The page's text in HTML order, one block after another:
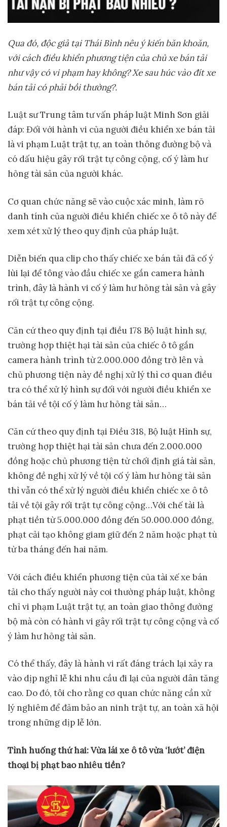
Qua đó, độc giả tại Thái Bình nêuý kiến băn khoăn,
với cách điều khiển phương tiện của chủ xe bán tải
như vậy có vi phạm hay không? Xe sau húc vào đít xe
bán tải có phải bồi thường?.
Luật sư Trung tâm tư vấn pháp luật Minh Sơn giải
đáp: Đối với hành vi của người điều khiển xe bán tải
là vi phạm Luật trật tự, an toàn thông đường bộ và
có dấu hiệu gây rối trật tự công cộng, cố ý làm hư
hỏng tài sản của người khác.
Cơ quan chức năng sẽ vào cuộc xác minh, làm rõ
danh tính của người điều khiển chiếc xe ô tô này để
xem xét xử lý theo quy định của pháp luật.
Diễn biến qua clip cho thấy chiếc xe bán tải đã cố ý
lùi lại để tông vào đầu chiếc xe gắn camera hành
trình, đây là hành vi cố ý làm hư hỏng tài sản và gây
rối trật tự công cộng.
Căn cứ theo quy định tại điều 178 Bộ luật hình sự,
trường hợp thiệt hại tài sản của chiếc ô tô gắn
camera hành trình từ 2.000.000 đồng trở lên và
chủ phương tiện này đề nghị xử lý thì cơ quan điều
tra có thể xử lý hình sự đối với người điều khiển xe
bán tải về tội cố ý làm hư hỏng tài sản…
Căn cứ theo quy định tại Điều 318, Bộ luật Hình sự,
trường hợp thiệt hại tài sản chưa đến 2.000.000
đồng hoặc chủ phương tiện từ chối định giá tài sản,
không đề nghị xử lý về tội cố ý làm hư hỏng tài sản
thì vẫn có thể xử lý người điều khiển chiếc xe ô tô
tải về tội gây rối trật tự công cộng…Với chế tài là
phạt tiền từ 5.000.000 đồng đến 50.000.000 đồng,
phạt cải tạo không giam giữ đến 2 năm hoặc phạt tù
từ ba tháng đến hai năm.
Với cách điều khiển phương tiện của tài xế xe bán
tải cho thấy người này coi thường pháp luật, không
chỉ vi phạm Luật trật tự, an toàn giao thông đường
bộ mà còn có hành vi gây rối trật tự công cộng và cố
ý làm hư hỏng tài sản.
Có thể thấy, đây là hành vi rất đáng trách lại xảy ra
vào dịp nghỉ lễ khi nhu cầu đi lại của người dân tăng
cao. Do đó, tôi cho rằng cơ quan chức năng cần xử
lý nghiêm để đảm bảo an ninh trật tự, an toàn xã hội
trong những dịp lễ lớn.
Tìnhhuống thứ hai:Vừa lái xe ô tô vừa ‘lướt’ điện
thoại bị phạt bao nhiêu tiền?